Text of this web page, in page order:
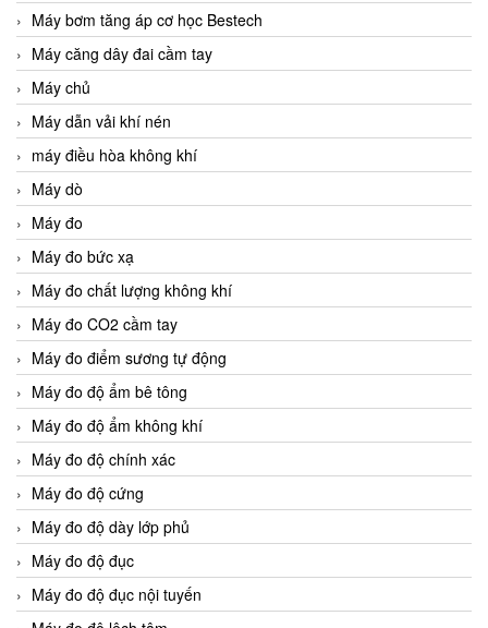
Máy bơm tăng áp cơ học Bestech
Máy căng dây đai cầm tay
Máy chủ
Máy dẫn vải khí nén
máy điều hòa không khí
Máy dò
Máy đo
Máy đo bức xạ
Máy đo chất lượng không khí
Máy đo CO2 cầm tay
Máy đo điểm sương tự động
Máy đo độ ẩm bê tông
Máy đo độ ẩm không khí
Máy đo độ chính xác
Máy đo độ cứng
Máy đo độ dày lớp phủ
Máy đo độ đục
Máy đo độ đục nội tuyến